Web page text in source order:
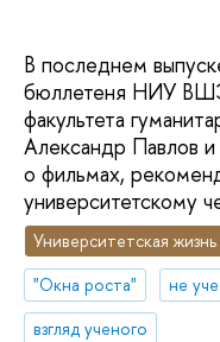
В последнем
бюллетеня НИУ
факультета
Александр Павлов
о фильмах,
университетскому
Университетская жизнь
"Окна роста"
не
взгляд ученого